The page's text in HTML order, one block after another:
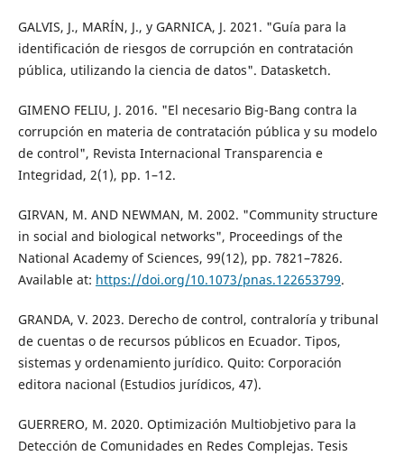
GALVIS, J., MARÍN, J., y GARNICA, J. 2021. "Guía para la
identificación de riesgos de corrupción en contratación
pública, utilizando la ciencia de datos". Datasketch.
GIMENO FELIU, J. 2016. "El necesario Big-Bang contra la
corrupción en materia de contratación pública y su modelo
de control", Revista Internacional Transparencia e
Integridad, 2(1), pp. 1–12.
GIRVAN, M. AND NEWMAN, M. 2002. "Community structure
in social and biological networks", Proceedings of the
National Academy of Sciences, 99(12), pp. 7821–7826.
Available at: https://doi.org/10.1073/pnas.122653799.
GRANDA, V. 2023. Derecho de control, contraloría y tribunal
de cuentas o de recursos públicos en Ecuador. Tipos,
sistemas y ordenamiento jurídico. Quito: Corporación
editora nacional (Estudios jurídicos, 47).
GUERRERO, M. 2020. Optimización Multiobjetivo para la
Detección de Comunidades en Redes Complejas. Tesis